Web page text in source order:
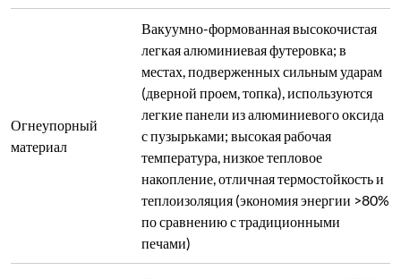
ДВП; энергосбережение >80% по
сравнению с традиционными печами
<45°C при непрерывной длительной
эксплуатации
Интегрированный модульный блок
управления с двойным контуром
управления и защиты; включает в себя
защиту от перерегулирования,
недорегулирования, обрыва термопары,
потери фазы, перенапряжения,